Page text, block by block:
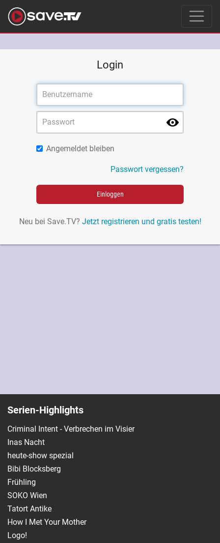
Login
Angemeldet bleiben
Passwort vergessen?
Einloggen
Neu bei Save.TV? Jetzt registrieren und gratis testen!
Serien-Highlights
Criminal Intent - Verbrechen im Visier
Inas Nacht
heute-show spezial
Bibi Blocksberg
Frühling
SOKO Wien
Tatort Antike
How I Met Your Mother
Logo!